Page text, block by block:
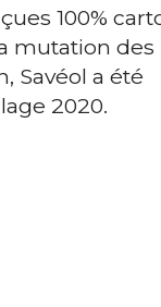
100%
mutation des
Savéol a été
2020.